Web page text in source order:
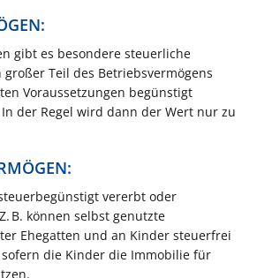
gibt es besondere steuerliche
großer Teil des Betriebsvermögens
Voraussetzungen begünstigt
der Regel wird dann der Wert nur zu
vererbt oder
B. können selbst genutzte
Ehegatten und an Kinder steuerfrei
die Kinder die Immobilie für